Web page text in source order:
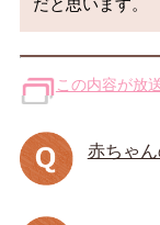
この内容が放
赤ちゃ